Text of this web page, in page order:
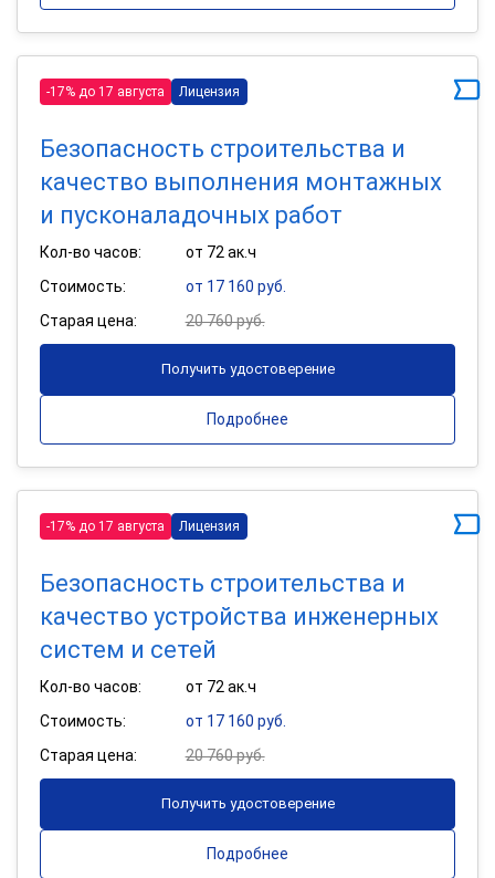
-17% до 17 августа Лицензия
Безопасность строительства и
качество выполнения монтажных
и пусконаладочных работ
Кол-во часов:
от 72 ак.ч
Стоимость:
от 17 160 руб.
Старая цена:
20 760 руб.
Получить удостоверение
Подробнее
-17% до 17 августа Лицензия
Безопасность строительства и
качество устройства инженерных
систем и сетей
Кол-во часов:
от 72 ак.ч
Стоимость:
от 17 160 руб.
Старая цена:
20 760 руб.
Получить удостоверение
Подробнее